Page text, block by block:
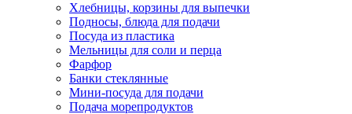
Хлебницы, корзины для выпечки
Подносы, блюда для подачи
Посуда из пластика
Мельницы для соли и перца
Фарфор
Банки стеклянные
Мини-посуда для подачи
Подача морепродуктов